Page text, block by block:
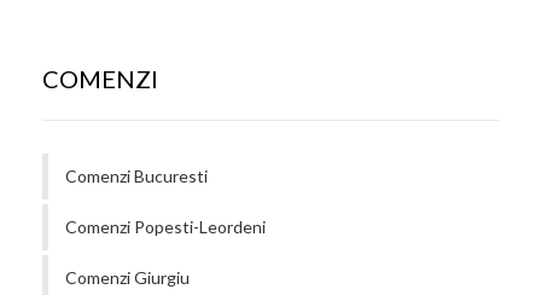
COMENZI
Comenzi Bucuresti
Comenzi Popesti-Leordeni
Comenzi Giurgiu